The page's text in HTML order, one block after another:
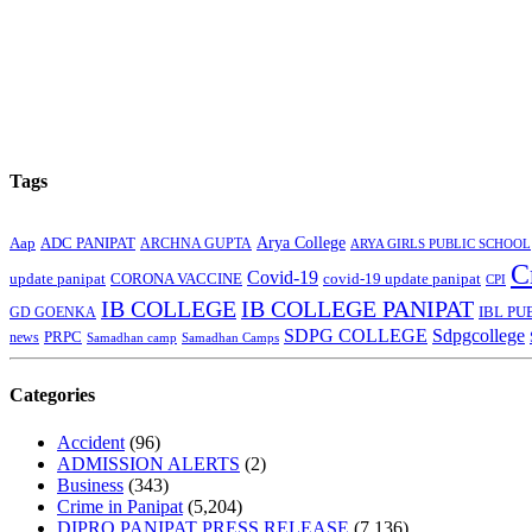
Tags
Aap ADC PANIPAT ARCHNA GUPTA Arya College ARYA GIRLS PUBLIC SCHOOL
update panipat CORONA VACCINE Covid-19 covid-19 update panipat CPI
GD GOENKA IB COLLEGEIB COLLEGE PANIPAT IBL
news PRPC Samadhan camp Samadhan Camps SDPG COLLEGE Sdpgcollege
Categories
Accident (96)
ADMISSION ALERTS (2)
Business (343)
Crime in Panipat (5,204)
DIPRO PANIPAT PRESS RELEASE (7,136)